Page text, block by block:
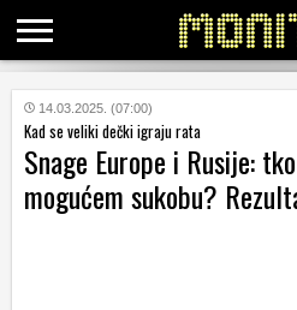
KATEGORIJE
HRVATSKI
WEB
14.03.2025. (07:00)
Kad se veliki dečki igraju rata
Snage Europe i Rusije:
mogućem sukobu?